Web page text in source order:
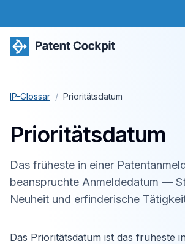
IP-Glossar / Prioritätsdatum
Prioritätsdatum
Das früheste in einer
beanspruchte Anmeldedatum —
Neuheit und erfinderische
Das Prioritätsdatum ist das früheste